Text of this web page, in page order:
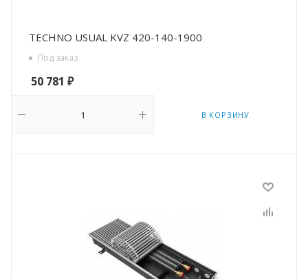
TECHNO USUAL KVZ 420-140-1900
Под заказ
50 781 ₽
В КОРЗИНУ